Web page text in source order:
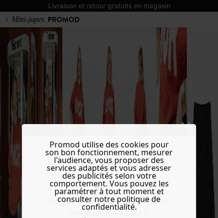
Livraison et retour gratuits en magasin
Do you want to be redirected to
www.promod.com ?
Mini-jupes
Promod utilise des cookies pour
son bon fonctionnement, mesurer
l'audience, vous proposer des
services adaptés et vous adresser
des publicités selon votre
comportement. Vous pouvez les
paramétrer à tout moment et
consulter notre politique de
confidentialité.